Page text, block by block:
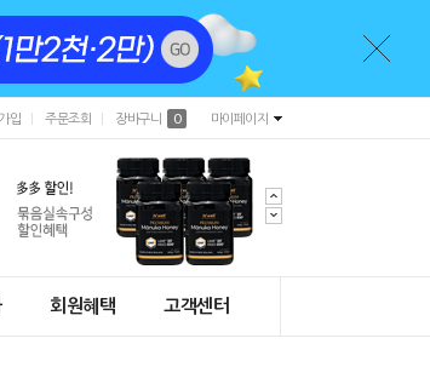
입 주문조회 장바구니 0 마이페이지
회원혜택 고객센터